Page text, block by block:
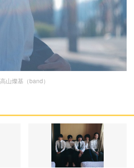
高山燦基（band）